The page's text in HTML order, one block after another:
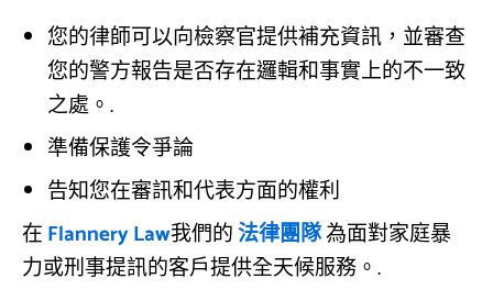
您的律師可以向檢察官提供補充資訊，並審查
您的警方報告是否存在邏輯和事實上的不一致
之處。.
準備保護令爭論
告知您在審訊和代表方面的權利
在Flannery Law我們的法律團隊為面對家庭暴
力或刑事提訊的客戶提供全天候服務。.